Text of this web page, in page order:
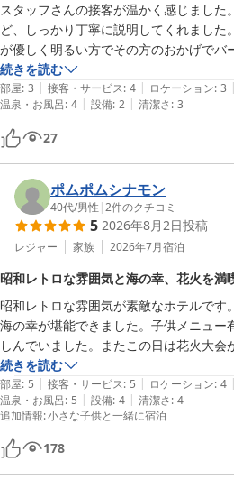
が意外と今どきで可愛いのが揃っている。
サービス→スタッフの方々の感じが良か
た。
◯気になった点
『本日の花火の時間』張り紙があったけ
があったようだから剥がしもれ？
卓球台の下の埃が気になってしまった。
全体的にはとても大満足なホテルでした
スタッフさんの接客が温かく感じました
ど、しっかり丁寧に説明してくれました
が優しく明るい方でその方のおかげでバ
お風呂はかつて団体客を受け入れていた
持ちよかったです。行く前は露天風呂が
が、お風呂のお湯と広さの質が良くて全
建物は古いのでロビーからカビのような
いていて汚い印象はないです。
ビュッフェは解凍された物なのか？とい
味しくはありませんでしたが値段相当な
うな唐揚げやポテトなどはそろっており
ます。
続きを読む
部屋: 3 | 接客・サービス: 4 | ロケーション: 3 |
温泉・お風呂: 4 | 設備: 2 | 清潔さ: 3
27
ポムポムシナモン
40代/男性 |2件のクチコミ
5 2026年8月2日投稿
レジャー 家族 2026年7月宿泊
昭和レトロな雰囲気と海の幸、花火を満
昭和レトロな雰囲気が素敵なホテルで
海の幸が堪能できました。子供メニュー
しんでいました。またこの日は花火大会
ました。また行きたいと思います。
続きを読む
部屋: 5 | 接客・サービス: 5 | ロケーション: 4 |
温泉・お風呂: 5 | 設備: 4 | 清潔さ: 4
追加情報:小さな子供と一緒に宿泊
178